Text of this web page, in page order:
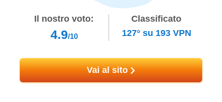
Il nostro voto:
4.9/10
Classificato
127°su 193VPN
Vai al sito